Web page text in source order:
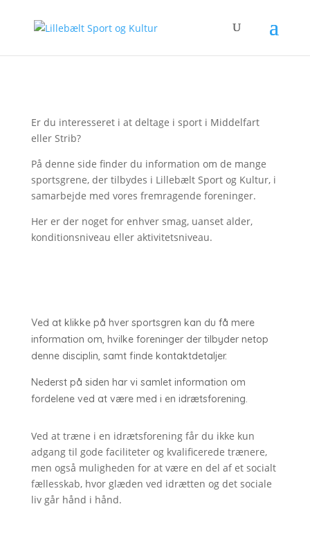
Er du interesseret i at deltage i sport i Middelfart
eller Strib?
På denne side finder du information om de mange
sportsgrene, der tilbydes i Lillebælt Sport og Kultur, i
samarbejde med vores fremragende foreninger.
Her er der noget for enhver smag, uanset alder,
konditionsniveau eller aktivitetsniveau.
Ved at klikke på hver sportsgren kan du få mere
information om, hvilke foreninger der tilbyder netop
denne disciplin, samt finde kontaktdetaljer.
Nederst på siden har vi samlet information om
fordelene ved at være med i en idrætsforening.
Ved at træne i en idrætsforening får du ikke kun
adgang til gode faciliteter og kvalificerede trænere,
men også muligheden for at være en del af et socialt
fællesskab, hvor glæden ved idrætten og det sociale
liv går hånd i hånd.